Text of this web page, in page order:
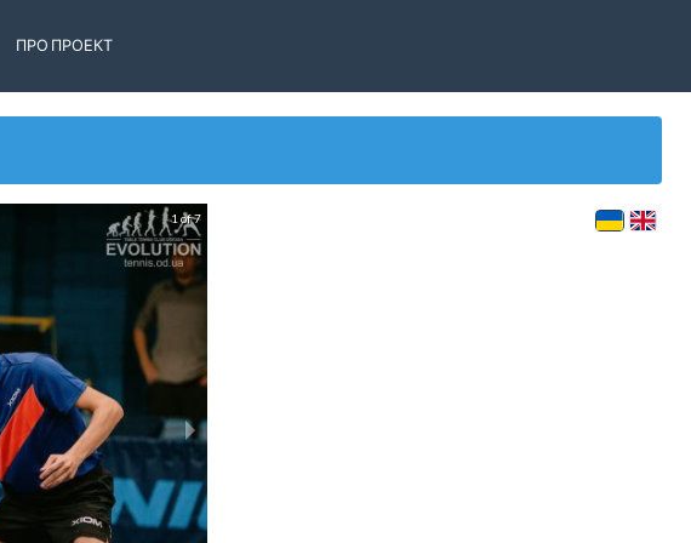
ПРО ПРОЕКТ
1 of 7